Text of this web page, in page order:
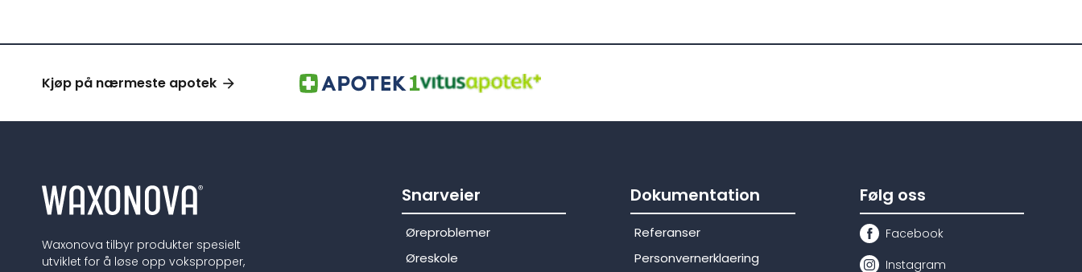
Kjøp på nærmeste apotek
Waxonova tilbyr produkter spesielt
utviklet for å løse opp vokspropper,
Snarveier
Øreproblemer
Øreskole
Dokumentation
Referanser
Personvernerklaering
Følg oss
Facebook
Instagram